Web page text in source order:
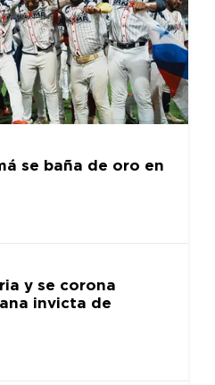
se baña de oro en
y se corona
invicta de